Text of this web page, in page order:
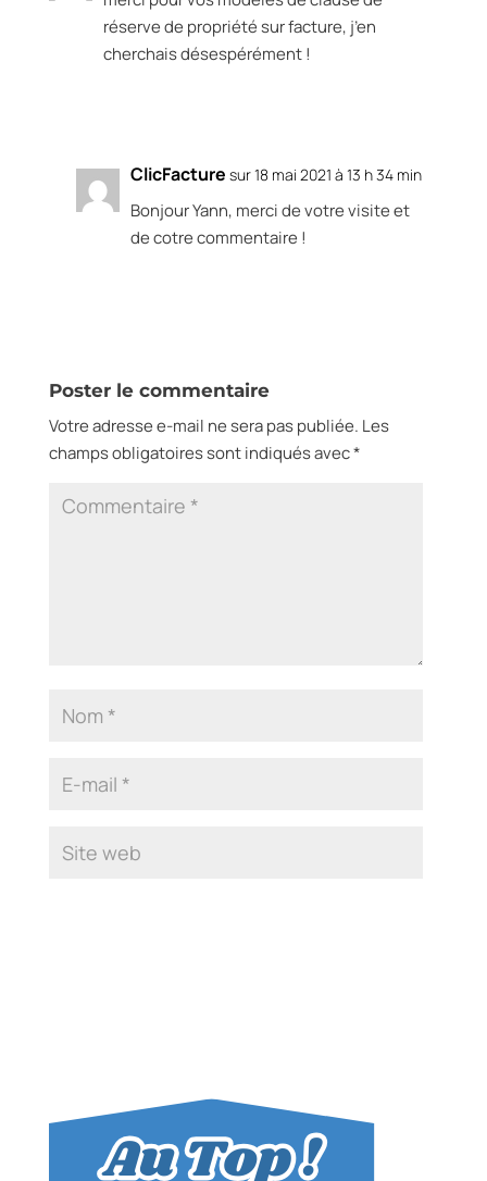
réserve de propriété sur facture, j’en
cherchais désespérément !
ClicFacture sur 18 mai 2021 à 13 h 34 min
Bonjour Yann, merci de votre visite et
de cotre commentaire !
Poster le commentaire
Votre adresse e-mail ne sera pas publiée. Les
champs obligatoires sont indiqués avec*